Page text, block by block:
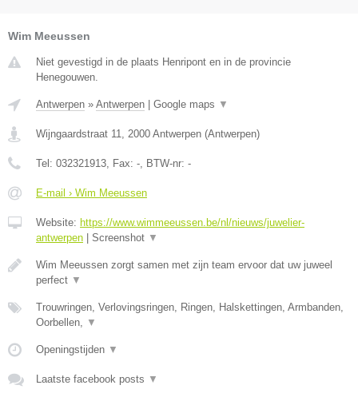
Wim Meeussen
Niet gevestigd in de plaats Henripont en in de provincie
Henegouwen.
Antwerpen » Antwerpen | Google maps ▼
Wijngaardstraat 11 2000 Antwerpen (Antwerpen)
Tel: 032321913 , Fax: - , BTW-nr: -
E-mail › Wim Meeussen
Website: https://www.wimmeeussen.be/nl/nieuws/juwelier-
antwerpen | Screenshot ▼
Wim Meeussen zorgt samen met zijn team ervoor dat uw juweel
perfect ▼
Trouwringen, Verlovingsringen, Ringen, Halskettingen, Armbanden,
Oorbellen,
▼
Openingstijden ▼
Laatste facebook posts ▼